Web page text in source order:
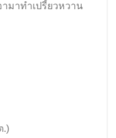
ามาทำเปรี้ยวหวาน
.)